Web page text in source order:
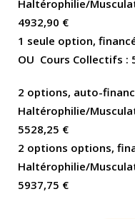
Haltérophilie/
4932,90 €
1 seule option,
OU Cours Collectifs :
2 options, auto-
Haltérophilie/
5528,25 €
2 options options,
Haltérophilie/
5937,75 €